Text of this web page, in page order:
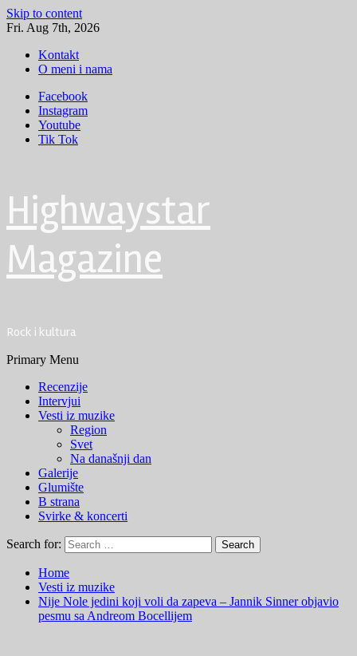
Skip to content
Fri. Aug 7th, 2026
Kontakt
O meni i nama
Facebook
Instagram
Youtube
Tik Tok
Highwaystar
Magazine
Rock i kultura
Primary Menu
Recenzije
Intervjui
Vesti iz muzike
Region
Svet
Na današnji dan
Galerije
Glumište
B strana
Svirke & koncerti
Search for:
Home
Vesti iz muzike
Nije Nole jedini koji voli da zapeva – Jannik Sinner objavio
pesmu sa Andreom Bocellijem